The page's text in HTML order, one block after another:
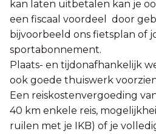
kan laten uitbetalen kan je
een fiscaal voordeel door
bijvoorbeeld ons fietsplan of
sportabonnement.
Plaats- en tijdonafhankelijk
ook goede thuiswerk
Een reiskostenvergoeding
40 km enkele reis,
ruilen met je IKB) of je